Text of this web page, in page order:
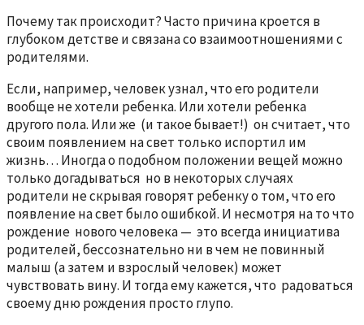
Почему так происходит? Часто причина кроется в
глубоком детстве и связана со взаимоотношениями с
родителями.
Если, например, человек узнал, что его родители
вообще не хотели ребенка. Или хотели ребенка
другого пола. Или же (и такое бывает!) он считает, что
своим появлением на свет только испортил им
жизнь… Иногда о подобном положении вещей можно
только догадываться но в некоторых случаях
родители не скрывая говорят ребенку о том, что его
появление на свет было ошибкой. И несмотря на то что
рождение нового человека — это всегда инициатива
родителей, бессознательно ни в чем не повинный
малыш (а затем и взрослый человек) может
чувствовать вину. И тогда ему кажется, что радоваться
своему дню рождения просто глупо.